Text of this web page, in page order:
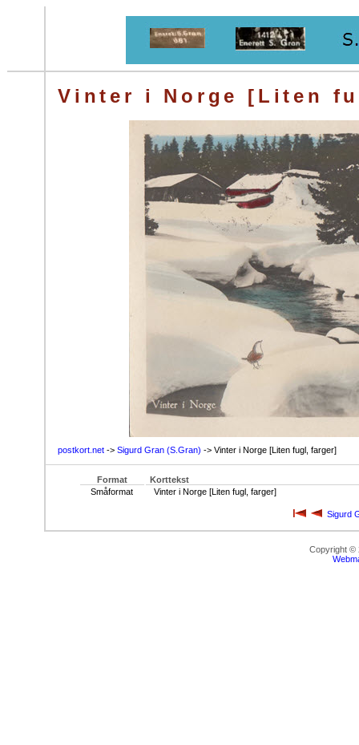
Vinter i Norge [Liten
postkort.net -> Sigurd Gran (S.Gran) -> Vinter i Norge [Liten fugl, farger]
Format
Korttekst
Småformat
Vinter i Norge [Liten fugl, farger]
Sigurd
Copyright ©